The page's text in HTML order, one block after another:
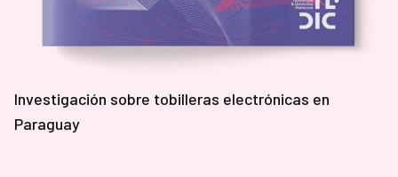
Investigación sobre tobilleras electrónicas en
Paraguay